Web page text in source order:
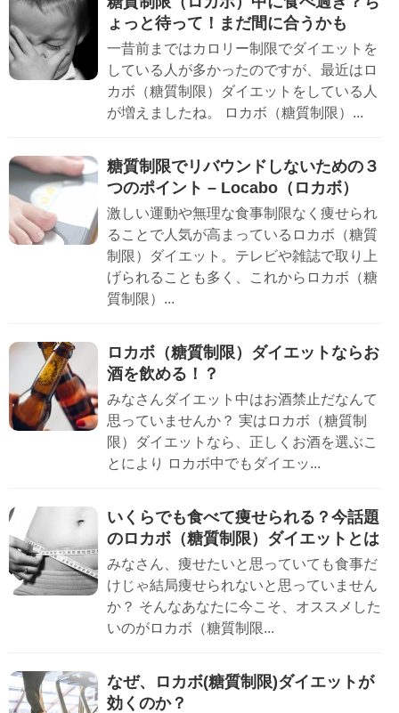
ょっと待って！まだ間に合うかも
一昔前まではカロリー制限でダイエットを
している人が多かったのですが、最近はロ
カボ（糖質制限）ダイエットをしている人
が増えましたね。 ロカボ（糖質制限）...
糖質制限でリバウンドしないための３
つのポイント – Locabo（ロカボ）
激しい運動や無理な食事制限なく痩せられ
ることで人気が高まっているロカボ（糖質
制限）ダイエット。テレビや雑誌で取り上
げられることも多く、これからロカボ（糖
質制限）...
ロカボ（糖質制限）ダイエットならお
酒を飲める！？
みなさんダイエット中はお酒禁止だなんて
思っていませんか？ 実はロカボ（糖質制
限）ダイエットなら、正しくお酒を選ぶこ
とにより ロカボ中でもダイエッ...
いくらでも食べて痩せられる？今話題
のロカボ（糖質制限）ダイエットとは
みなさん、痩せたいと思っていても食事だ
けじゃ結局痩せられないと思っていません
か？ そんなあなたに今こそ、オススメした
いのがロカボ（糖質制限...
なぜ、ロカボ(糖質制限)ダイエットが
効くのか？